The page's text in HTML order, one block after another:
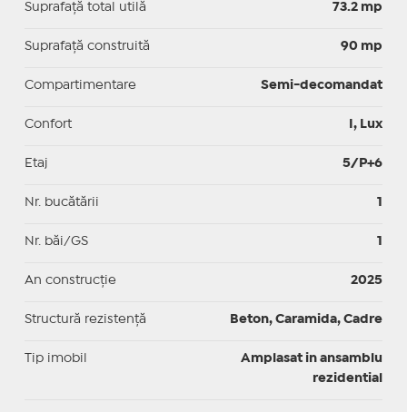
Suprafaţă total utilă 73.2 mp
Suprafaţă construită 90 mp
Compartimentare Semi-decomandat
Confort I, Lux
Etaj 5/P+6
Nr. bucătării 1
Nr. băi/GS 1
An construcție 2025
Structură rezistență Beton, Caramida, Cadre
Tip imobil
Amplasat in ansamblu
rezidential